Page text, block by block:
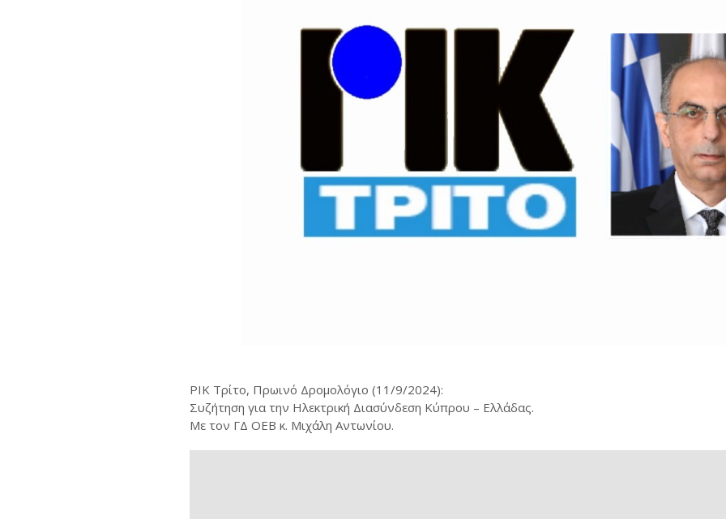
ΡΙΚ Τρίτο, Πρωινό Δρομολόγιο (11/9/2024):
Συζήτηση για την Ηλεκτρική Διασύνδεση Κύπρου – Ελλάδας.
Με τον ΓΔ ΟΕΒ κ. Μιχάλη Αντωνίου.